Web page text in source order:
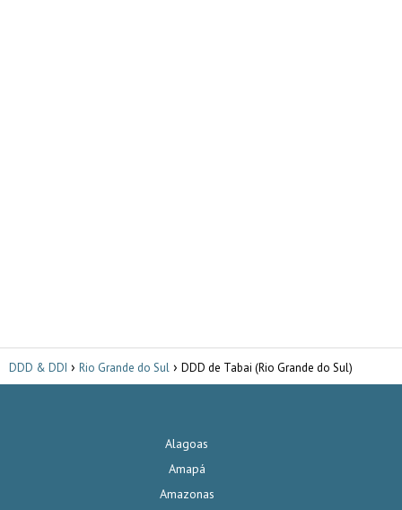
DDD & DDI Rio Grande do Sul DDD de Tabai (Rio Grande do Sul)
Alagoas
Amapá
Amazonas